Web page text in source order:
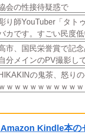
会の性接待疑惑で
り師YouTuber「タト
カです。すごい民度低
市、国民栄誉賞で記
分メインのPV撮影し
w
の鬼茶、怒り
ｗｗｗｗｗｗｗｗｗｗ
Amazon Kindle本の